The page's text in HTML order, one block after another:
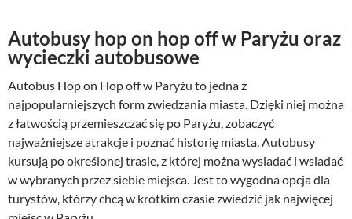
Autobusy hop on hop off w Paryżu oraz
wycieczki autobusowe
Autobus Hop on Hop off w Paryżu to jedna z
najpopularniejszych form zwiedzania miasta. Dzięki niej można
z łatwością przemieszczać się po Paryżu, zobaczyć
najważniejsze atrakcje i poznać historię miasta. Autobusy
kursują po określonej trasie, z której można wysiadać i wsiadać
w wybranych przez siebie miejsca. Jest to wygodna opcja dla
turystów, którzy chcą w krótkim czasie zwiedzić jak najwięcej